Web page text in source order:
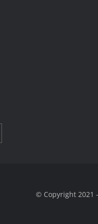
© Copyright 2021